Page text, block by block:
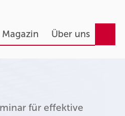
Magazin Über uns
für effektive